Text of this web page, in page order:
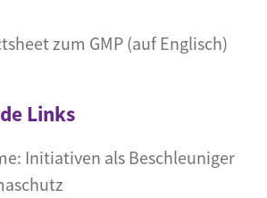
zum GMP (auf Englisch)
Links
Initiativen als Beschleuniger